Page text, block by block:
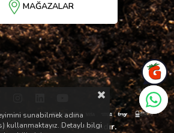
MAĞAZALAR
2026 / Her hakkı saklıdır.
sunabilmek adına
kullanmaktayız. Detaylı bilgi